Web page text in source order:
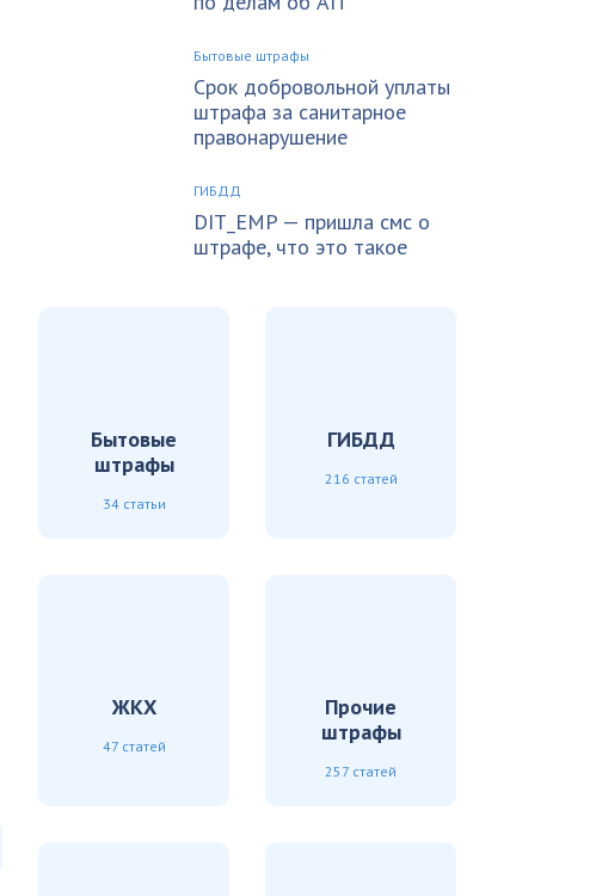
Бытовые штрафы
Срок добровольной уплаты
штрафа за санитарное
правонарушение
ГИБДД
DIT_EMP — пришла смс о
штрафе, что это такое
Бытовые
штрафы
34 статьи
ГИБДД
216 статей
ЖКХ
47 статей
Прочие
штрафы
257 статей